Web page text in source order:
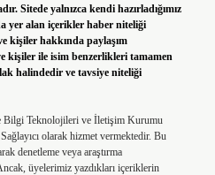
Sitede yalnızca kendi hazırladığımız
yer alan içerikler haber niteliği
kişiler hakkında paylaşım
kişiler ile isim benzerlikleri tamamen
halindedir ve tavsiye niteliği
Bilgi Teknolojileri ve İletişim Kurumu
olarak hizmet vermektedir. Bu
denetleme veya araştırma
üyelerimiz yazdıkları içeriklerin